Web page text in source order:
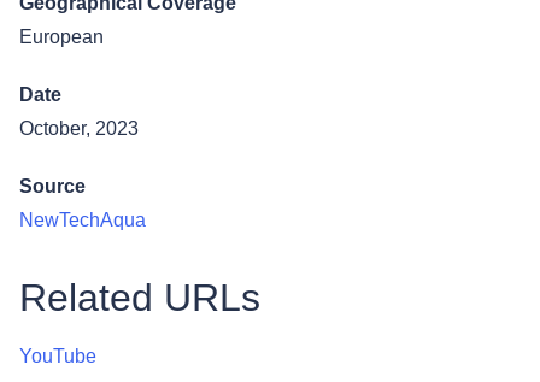
European
Date
October, 2023
Source
NewTechAqua
Related URLs
YouTube